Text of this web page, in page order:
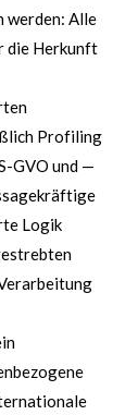
werden: Alle
die Herkunft
Profiling
GVO und —
Logik